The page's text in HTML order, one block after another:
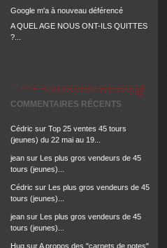
Google m'a à nouveau déférencé
A QUEL AGE NOUS ONT-ILS QUITTES
?...
COMMENTAIRES RÉCENTS
Cédric sur Top 25 ventes 45 tours
(jeunes) du 22 mai au 19...
jean sur Les plus gros vendeurs de 45
tours (jeunes)...
Cédric sur Les plus gros vendeurs de 45
tours (jeunes)...
jean sur Les plus gros vendeurs de 45
tours (jeunes)...
Hug surA propos des "carnets de notes"